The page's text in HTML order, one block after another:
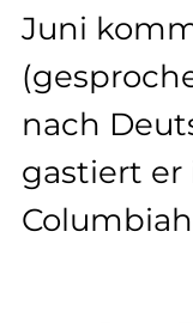
Juni
nach
gastiert er